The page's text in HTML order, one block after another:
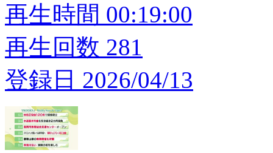
再生時間 00:19:00
再生回数 281
登録日 2026/04/13